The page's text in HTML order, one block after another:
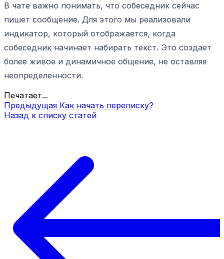
В чате важно понимать, что собеседник сейчас
пишет сообщение. Для этого мы реализовали
индикатор, который отображается, когда
собеседник начинает набирать текст. Это создает
более живое и динамичное общение, не оставляя
неопределенности.
Печатает...
Предыдущая Как начать переписку?
Назад к списку статей